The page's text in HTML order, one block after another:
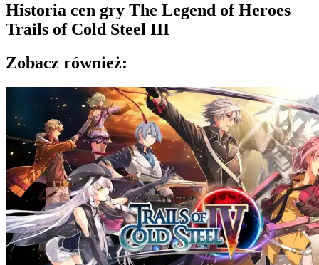
Historia cen gry The Legend of Heroes
Trails of Cold Steel III
Zobacz również: